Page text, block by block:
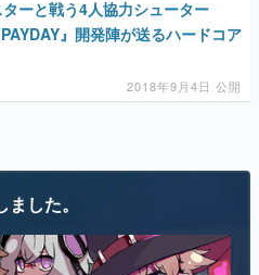
ーと戦う4人協力シューター
』開発陣が送るハードコア
2018年9月4日 公開
した。